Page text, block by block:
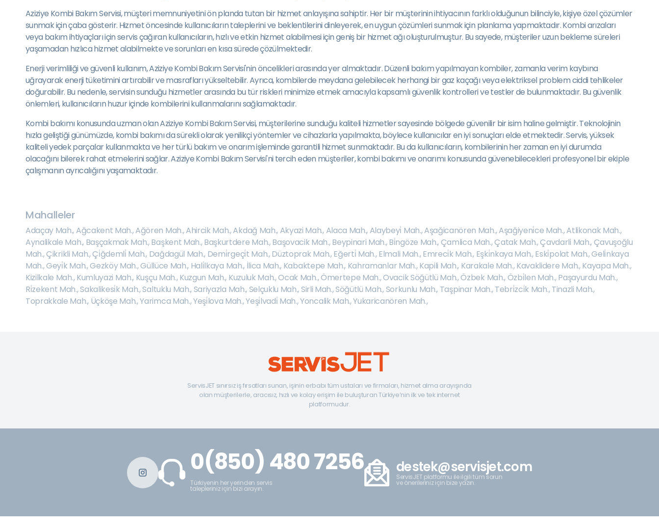
Aziziye Kombi Bakım Servisi, müşteri memnuniyetini ön planda tutan bir hizmet anlayışına sahiptir. Her bir müşterinin ihtiyacının farklı olduğunun bilinciyle, kişiye özel çözümler
sunmak için çaba gösterir. Hizmet öncesinde kullanıcıların taleplerini ve beklentilerini dinleyerek, en uygun çözümleri sunmak için planlama yapmaktadır. Kombi arızaları
veya bakım ihtiyaçları için servis çağıran kullanıcıların, hızlı ve etkin hizmet alabilmesi için geniş bir hizmet ağı oluşturulmuştur. Bu sayede, müşteriler uzun bekleme süreleri
yaşamadan hızlıca hizmet alabilmekte ve sorunları en kısa sürede çözülmektedir.
Enerji verimliliği ve güvenli kullanım, Aziziye Kombi Bakım Servisi'nin öncelikleri arasında yer almaktadır. Düzenli bakım yapılmayan kombiler, zamanla verim kaybına
uğrayarak enerji tüketimini artırabilir ve masrafları yükseltebilir. Ayrıca, kombilerde meydana gelebilecek herhangi bir gaz kaçağı veya elektriksel problem ciddi tehlikeler
doğurabilir. Bu nedenle, servisin sunduğu hizmetler arasında bu tür riskleri minimize etmek amacıyla kapsamlı güvenlik kontrolleri ve testler de bulunmaktadır. Bu güvenlik
önlemleri, kullanıcıların huzur içinde kombilerini kullanmalarını sağlamaktadır.
Kombi bakımı konusunda uzman olan Aziziye Kombi Bakım Servisi, müşterilerine sunduğu kaliteli hizmetler sayesinde bölgede güvenilir bir isim haline gelmiştir. Teknolojinin
hızla geliştiği günümüzde, kombi bakımı da sürekli olarak yenilikçi yöntemler ve cihazlarla yapılmakta, böylece kullanıcılar en iyi sonuçları elde etmektedir. Servis, yüksek
kaliteli yedek parçalar kullanmakta ve her türlü bakım ve onarım işleminde garantili hizmet sunmaktadır. Bu da kullanıcıların, kombilerinin her zaman en iyi durumda
olacağını bilerek rahat etmelerini sağlar. Aziziye Kombi Bakım Servisi'ni tercih eden müşteriler, kombi bakımı ve onarımı konusunda güvenebilecekleri profesyonel bir ekiple
çalışmanın ayrıcalığını yaşamaktadır.
Mahalleler
Adaçay Mah.,Ağcakent Mah.,Ağören Mah.,Ahircik Mah.,Akdağ Mah.,Akyazi Mah.,Alaca Mah.,Alaybeyi̇ Mah.,Aşağicanören Mah.,Aşağiyeni̇ce Mah.,Atlikonak Mah.,
Aynalikale Mah., Başçakmak Mah.,Başkent Mah.,Başkurtdere Mah.,Başovacik Mah.,Beypinari Mah.,Bi̇ngöze Mah.,Çamlica Mah.,Çatak Mah.,Çavdarli Mah.,Çavuşoğlu
Mah.,Çikrikli Mah.,Çi̇ğdemli̇ Mah., Dağdagül Mah., Demi̇rgeçi̇t Mah.,Düztoprak Mah.,Eğerti̇ Mah.,Elmali Mah.,Emreci̇k Mah., Eşki̇nkaya Mah.,Eski̇polat Mah.,Geli̇nkaya
Mah.,Geyi̇k Mah.,Gezköy Mah.,Güllüce Mah., Hali̇lkaya Mah., İlica Mah., Kabaktepe Mah., Kahramanlar Mah.,Kapili Mah., Karakale Mah.,Kavaklidere Mah.,Kayapa Mah.,
Kizilkale Mah.,Kumluyazi Mah., Kuşçu Mah.,Kuzgun Mah., Kuzuluk Mah.,Ocak Mah.,Ömertepe Mah.,Ovacik Söğütlü Mah.,Özbek Mah.,Özbi̇len Mah.,Paşayurdu Mah.,
Ri̇zekent Mah.,Sakalikesi̇k Mah.,Saltuklu Mah.,Sariyazla Mah.,Selçuklu Mah.,Sirli Mah.,Söğütlü Mah.,Sorkunlu Mah., Taşpinar Mah.,Tebri̇zci̇k Mah.,Tinazli Mah.,
Toprakkale Mah., Üçköşe Mah.,Yarimca Mah.,Yeşi̇lova Mah.,Yeşi̇lvadi̇ Mah.,Yoncalik Mah.,Yukaricanören Mah.,
ServisJET sınırsız iş fırsatları sunan, işinin erbabı tüm ustaları ve firmaları, hizmet alma arayışında
olan müşterilerle, aracısız, hızlı ve kolay erişim ile buluşturan Türkiye’nin ilk ve tek internet
platformudur.
0(850) 480 7256
Türkiyenin her yerinden servis
talepleriniz için bizi arayın.
destek@servisjet.com
ServisJET platformu ile ilgili tüm sorun
ve önerileriniz için bize yazın.